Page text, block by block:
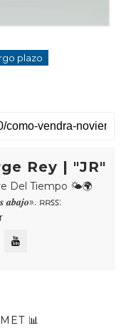
plazo
Rey | "JR"
Del Tiempo 🌤🌍
𝒂𝒃𝒂𝒋𝒐». ʀʀꜱꜱ:
📊